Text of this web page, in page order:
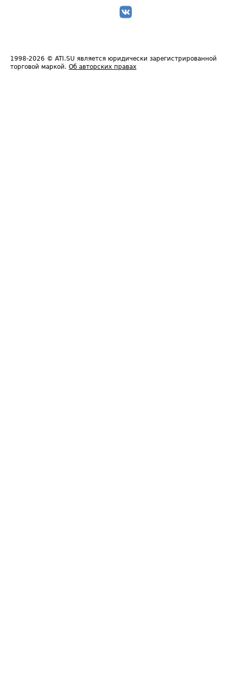
1998-2026 © ATI.SU является юридически зарегистрированной
торговой маркой. Об авторских правах